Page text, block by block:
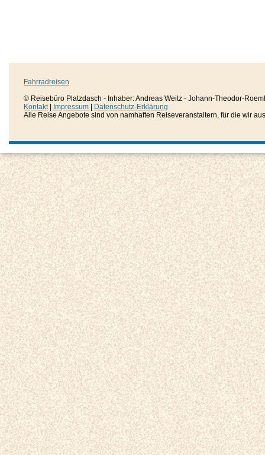
Fahrradreisen
© Reisebüro Platzdasch - Inhaber: Andreas Weitz - Johann-Theodor-
Kontakt| Impressum
Datenschutz-Erklärung
Alle Reise Angebote sind von namhaften Reiseveranstaltern, für die wir